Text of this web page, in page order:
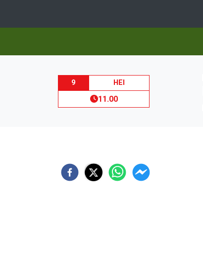
9 HEI
11.00